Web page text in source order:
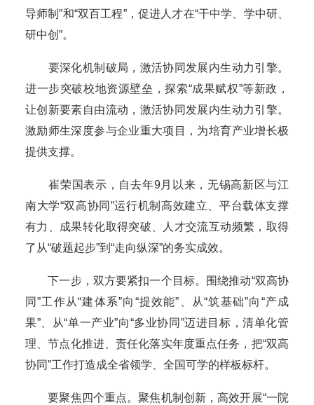
导师制”和“双百工程”，促进人才在“干中学、学中研、
研中创”。
要深化机制破局，激活协同发展内生动力引擎。
进一步突破校地资源壁垒，探索“成果赋权”等新政，
让创新要素自由流动，激活协同发展内生动力引擎。
激励师生深度参与企业重大项目，为培育产业增长极
提供支撑。
崔荣国表示，自去年9月以来，无锡高新区与江
南大学“双高协同”运行机制高效建立、平台载体支撑
有力、成果转化取得突破、人才交流互动频繁，取得
了从“破题起步”到“走向纵深”的务实成效。
下一步，双方要紧扣一个目标。围绕推动“双高协
同”工作从“建体系”向“提效能”、从“筑基础”向“产成
果”、从“单一产业”向“多业协同”迈进目标，清单化管
理、节点化推进、责任化落实年度重点任务，把“双高
协同”工作打造成全省领学、全国可学的样板标杆。
要聚焦四个重点。聚焦机制创新，高效开展“一院